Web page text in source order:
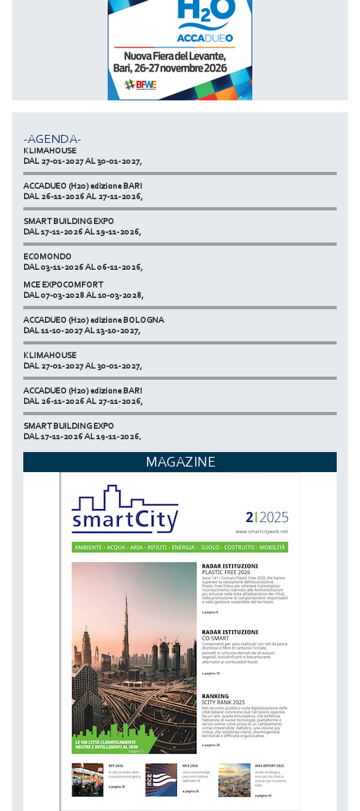
-AGENDA-
DAL 07-03-2028 AL 10-03-2028,
ACCADUEO (H20) edizione BOLOGNA
KLIMAHOUSE
DAL 27-01-2027 AL 30-01-2027,
ACCADUEO (H20) edizione BARI
DAL 26-11-2026 AL 27-11-2026,
SMART BUILDING EXPO
DAL 17-11-2026 AL 19-11-2026,
ECOMONDO
DAL 03-11-2026 AL 06-11-2026,
NETZERO MILAN - EXPO SUMMIT
DAL 20-10-2026 AL 22-10-2026,
MCE EXPOCOMFORT
DAL 07-03-2028 AL 10-03-2028,
ACCADUEO (H20) edizione BOLOGNA
DAL 11-10-2027 AL 13-10-2027,
KLIMAHOUSE
DAL 27-01-2027 AL 30-01-2027,
ACCADUEO (H20) edizione BARI
DAL 26-11-2026 AL 27-11-2026,
SMART BUILDING EXPO
DAL 17-11-2026 AL 19-11-2026,
NETZERO MILAN - EXPO SUMMIT
DAL 20-10-2026 AL 22-10-2026,
MAGAZINE